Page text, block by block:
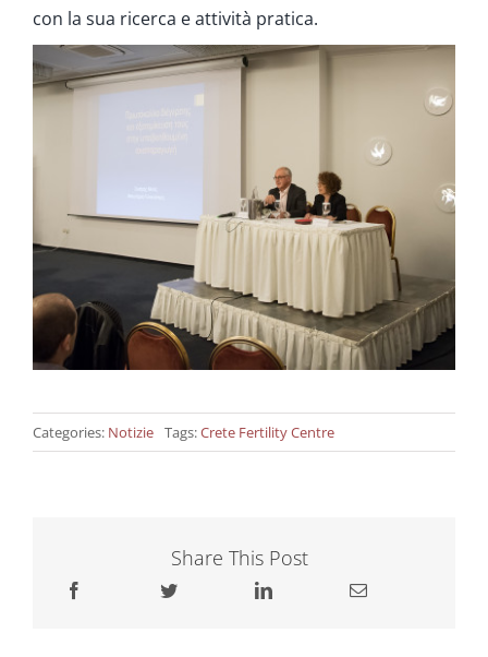
con la sua ricerca e attività pratica.
Categories: Notizie Tags:Crete Fertility Centre
Share This Post